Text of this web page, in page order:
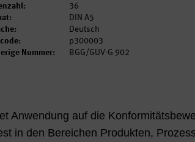
36
DIN A5
Deutsch
p300003
Nummer:
BGG/GUV-G 902
Anwendung auf die
in den Bereichen Produkten,